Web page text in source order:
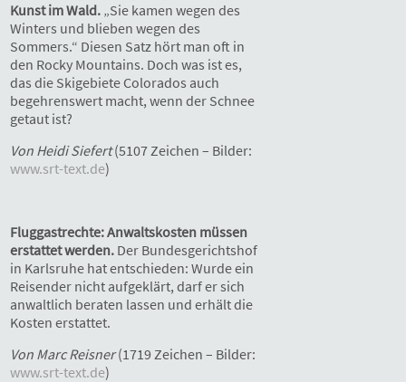
Kunst im Wald. „Sie kamen wegen des
Winters und blieben wegen des
Sommers.“ Diesen Satz hört man oft in
den Rocky Mountains. Doch was ist es,
das die Skigebiete Colorados auch
begehrenswert macht, wenn der Schnee
getaut ist?
Von Heidi Siefert(5107 Zeichen – Bilder:
www.srt-text.de)
Fluggastrechte: Anwaltskosten müssen
erstattet werden. Der Bundesgerichtshof
in Karlsruhe hat entschieden: Wurde ein
Reisender nicht aufgeklärt, darf er sich
anwaltlich beraten lassen und erhält die
Kosten erstattet.
Von Marc Reisner(1719 Zeichen – Bilder:
www.srt-text.de)